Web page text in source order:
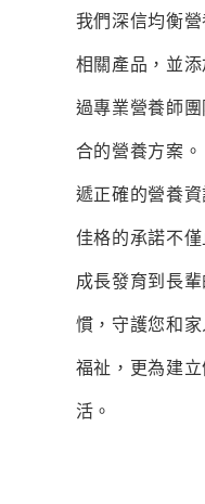
我們深信均衡
相關產品，並
過專業營養師
合的營養方案
遞正確的營養
佳格的承諾不
成長發育到長
慣，守護您和
福祉，更為建
活。